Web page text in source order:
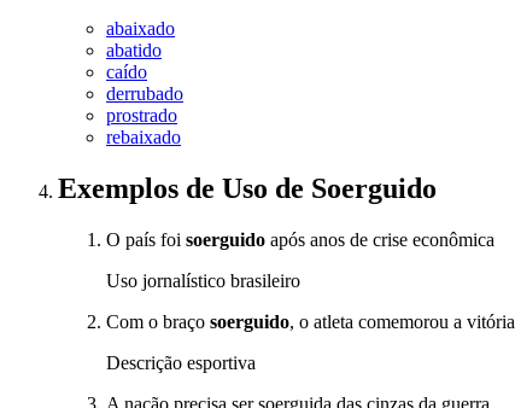
abaixado
abatido
caído
derrubado
prostrado
rebaixado
Exemplos de Uso de Soerguido
O país foi soerguido após anos de crise econômica
Uso jornalístico brasileiro
Com o braço soerguido, o atleta comemorou a vitória
Descrição esportiva
A nação precisa ser soerguida das cinzas da guerra